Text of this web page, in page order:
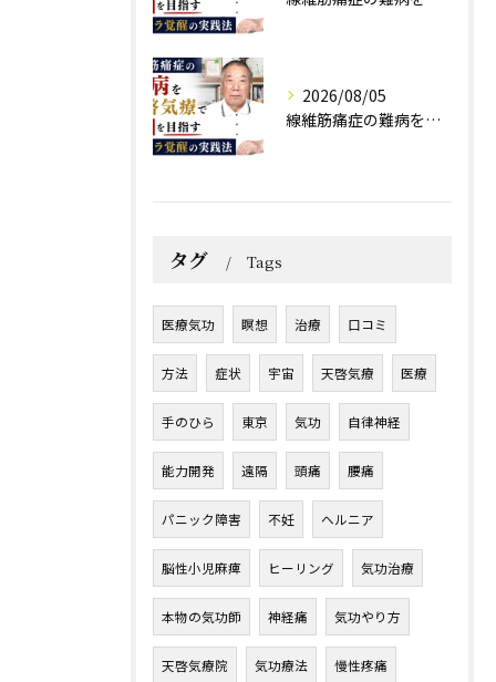
2026/08/05
線維筋痛症の難病を天啓気療で寛解を目指すチャクラ覚醒の実践法
タグ Tags
医療気功 瞑想 治療 口コミ
方法 症状 宇宙 天啓気療 医療
手のひら 東京 気功 自律神経
能力開発 遠隔 頭痛 腰痛
パニック障害 不妊 ヘルニア
脳性小児麻痺 ヒーリング 気功治療
本物の気功師 神経痛 気功やり方
天啓気療院 気功療法 慢性疼痛